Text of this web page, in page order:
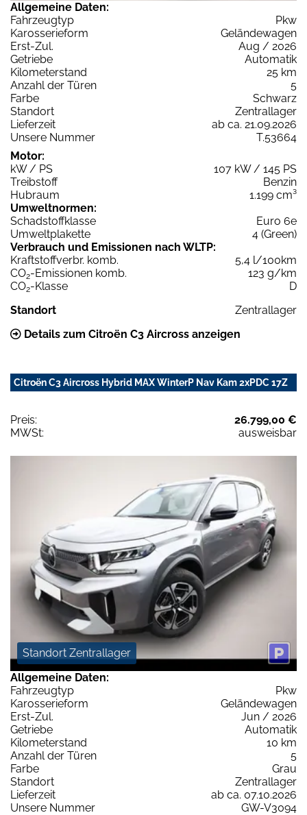
Allgemeine Daten:
Fahrzeugtyp
Pkw
Karosserieform
Geländewagen
Erst-Zul.
Aug / 2026
Getriebe
Automatik
Kilometerstand
25 km
Anzahl der Türen
5
Farbe
Schwarz
Standort
Zentrallager
Lieferzeit
ab ca. 21.09.2026
Unsere Nummer
T.53664
Motor:
kW / PS
107 kW / 145 PS
Treibstoff
Benzin
Hubraum
1.199 cm³
Umweltnormen:
Schadstoffklasse
Euro 6e
Umweltplakette
4 (Green)
Verbrauch und Emissionen nach WLTP:
Kraftstoffverbr. komb.
5,4 l/100km
CO2-Emissionen komb.
123 g/km
CO2-Klasse
D
Standort
Zentrallager
Details zum Citroën C3 Aircross anzeigen
Citroën C3 Aircross Hybrid MAX WinterP Nav Kam 2xPDC 17Z
Preis:
26.799,00 €
MWSt:
ausweisbar
Standort Zentrallager
Allgemeine Daten:
Fahrzeugtyp
Pkw
Karosserieform
Geländewagen
Erst-Zul.
Jun / 2026
Getriebe
Automatik
Kilometerstand
10 km
Anzahl der Türen
5
Farbe
Grau
Standort
Zentrallager
Lieferzeit
ab ca. 07.10.2026
Unsere Nummer
GW-V3094